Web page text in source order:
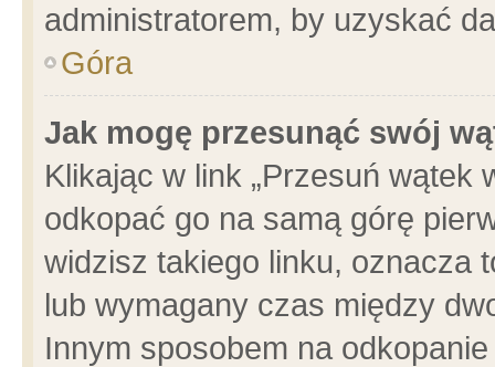
administratorem, by uzyskać
Góra
Jak mogę przesunąć swój
Klikając w link „Przesuń wątek
odkopać go na samą górę
widzisz takiego linku, oznacza
lub wymagany czas między
Innym sposobem na